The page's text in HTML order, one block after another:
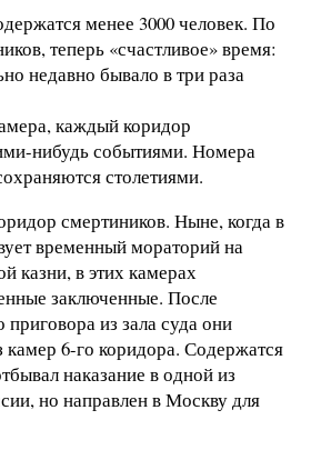
менее 3000 человек. По
теперь «счастливое» время:
недавно бывало в три раза
каждый коридор
нибудь событиями. Номера
столетиями.
смертиников. Ныне, когда в
временный мораторий на
казни, в этих камерах
заключенные. После
из зала суда они
камер 6-го коридора. Содержатся
наказание в одной из
но направлен в Москву для